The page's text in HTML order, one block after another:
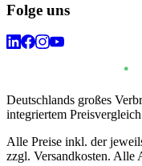
Folge uns
Deutschlands großes
integriertem Preisvergleich
Alle Preise inkl. der
zzgl. Versandkosten. Alle